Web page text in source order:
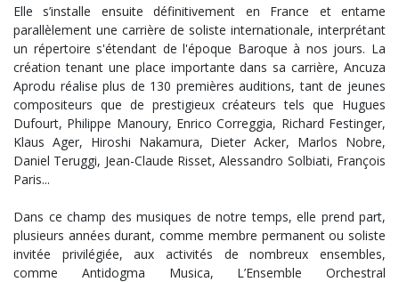
Elle s’installe ensuite définitivement en France et entame
parallèlement une carrière de soliste internationale, interprétant
un répertoire s'étendant de l'époque Baroque à nos jours. La
création tenant une place importante dans sa carrière, Ancuza
Aprodu réalise plus de 130 premières auditions, tant de jeunes
compositeurs que de prestigieux créateurs tels que Hugues
Dufourt, Philippe Manoury, Enrico Correggia, Richard Festinger,
Klaus Ager, Hiroshi Nakamura, Dieter Acker, Marlos Nobre,
Daniel Teruggi, Jean-Claude Risset, Alessandro Solbiati, François
Paris...
Dans ce champ des musiques de notre temps, elle prend part,
plusieurs années durant, comme membre permanent ou soliste
invitée privilégiée, aux activités de nombreux ensembles,
comme Antidogma Musica, L’Ensemble Orchestral